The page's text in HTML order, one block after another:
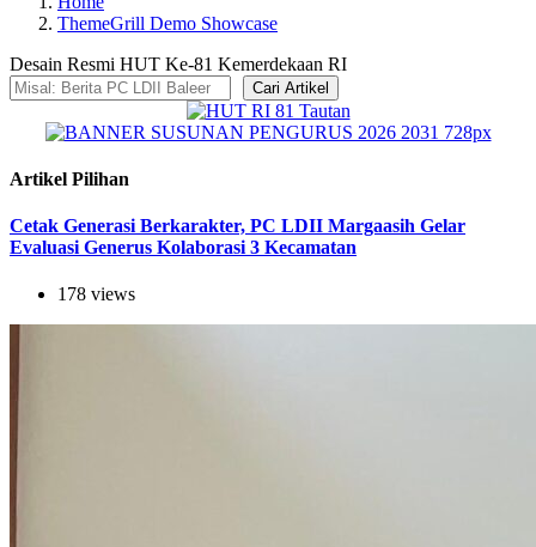
ThemeGrill Demo Showcase
Desain Resmi HUT Ke-81 Kemerdekaan RI
Cari Artikel
Artikel Pilihan
Cetak Generasi Berkarakter, PC LDII Margaasih Gelar
Evaluasi Generus Kolaborasi 3 Kecamatan
178 views